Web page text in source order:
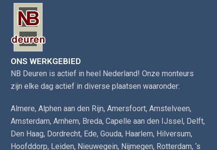
ONS WERKGEBIED
NB Deuren is actief in heel Nederland! Onze monteurs
zijn elke dag actief in diverse plaatsen waaronder:
Almere,Alphen aan den Rijn,Amersfoort,Amstelveen,
Amsterdam,Arnhem, Breda,Capelle aan den IJssel, Delft,
Den Haag, Dordrecht, Ede,Gouda, Haarlem, Hilversum,
Hoofddorp, Leiden, Nieuwegein, Nijmegen, Rotterdam,‘s